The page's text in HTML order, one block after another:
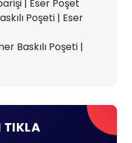
| Eser Poşet
Poşeti | Eser
Baskılı Poşeti |
TIKLA